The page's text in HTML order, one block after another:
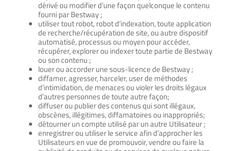
dérivé ou modifier d’une façon quelconque le contenu
fourni par Bestway ;
utiliser tout robot, robot d’indexation, toute application
de recherche/récupération de site, ou autre dispositif
automatisé, processus ou moyen pour accéder,
récupérer, explorer ou indexer toute partie de Bestway
ou son contenu ;
louer ou accorder une sous-licence de Bestway ;
diffamer, agresser, harceler, user de méthodes
d’intimidation, de menaces ou violer les droits légaux
d’autres personnes de toute autre façon;
diffuser ou publier des contenus qui sont illégaux,
obscènes, illégitimes, diffamatoires ou inappropriés;
détourner un compte utilisé par un autre Utilisateur ;
enregistrer ou utiliser le service afin d’approcher les
Utilisateurs en vue de promouvoir, vendre ou faire la